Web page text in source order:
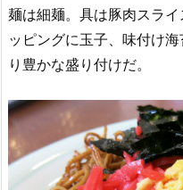
麺は細麺。具は豚肉スラ
ッピングに玉子、味付け
り豊かな盛り付けだ。